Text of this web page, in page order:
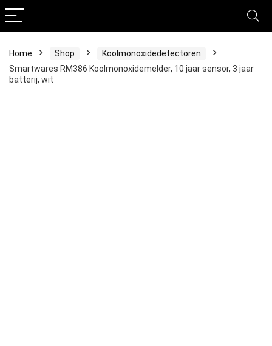
Home Shop
Koolmonoxidedetectoren
Smartwares RM386 Koolmonoxidemelder, 10 jaar sensor, 3 jaar
batterij, wit